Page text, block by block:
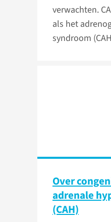
verwachten.
als het
syndroom
Over
adrenale
(CAH)